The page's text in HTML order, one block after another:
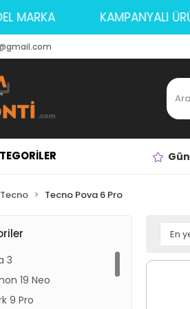
MARKA KAMPANYALI
Tecno Tecno Pova 6 Pro
3
19 Neo
9 Pro